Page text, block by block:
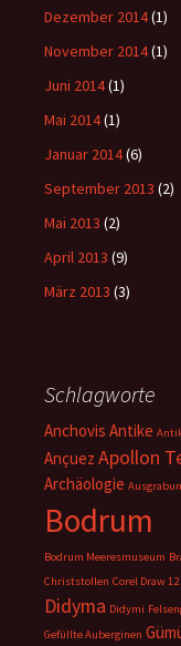
Dezember 2014(1)
November 2014(1)
Juni 2014(1)
Mai 2014(1)
Januar 2014(6)
September 2013 (2)
Mai 2013 (2)
April 2013 (9)
März 2013 (3)
Schlagworte
Anchovis Antike
Ançuez Apollon
Archäologie
Bodrum
Bodrum Meeresmuseum
Christstollen Corel Draw 12
Didyma Didymi
Gefüllte Auberginen